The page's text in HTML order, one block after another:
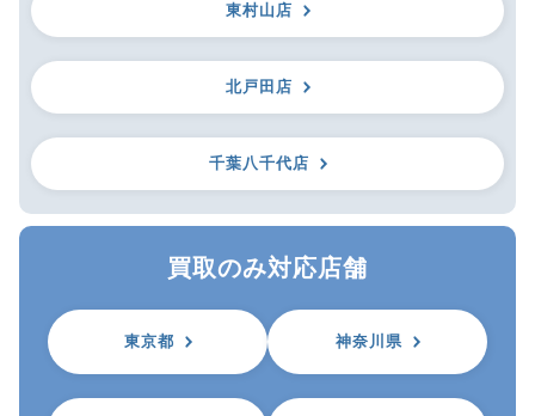
東村山店
北戸田店
千葉八千代店
買取のみ対応店舗
東京都 神奈川県